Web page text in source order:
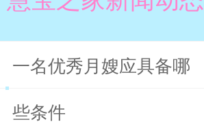
一名优秀月嫂应具备哪
些条件